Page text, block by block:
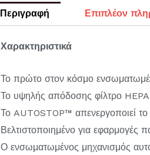
Περιγραφή Επιπλέον
Χαρακτηριστικά
Το πρώτο στον κόσμο
Το υψηλής απόδοσης φίλτρο
Το AUTOSTOP™ απενεργοποιεί το
Βελτιστοποιημένο για εφαρμογές
Ο ενσωματωμένος μηχανισμός